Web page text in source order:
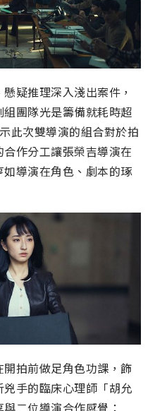
疑推理深入淺出案件，
團隊光是籌備就耗時超
此次雙導演的組合對於拍
作分工讓張榮吉導演在
導演在角色、劇本的琢
拍前做足角色功課，飾
手的臨床心理師「胡允